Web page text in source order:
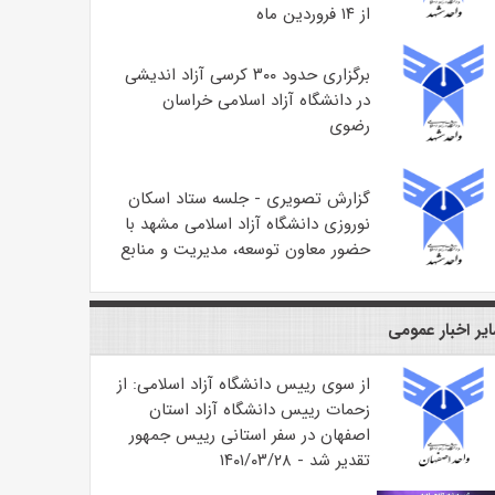
از ۱۴ فروردین ماه
برگزاری حدود ۳۰۰ کرسی آزاد اندیشی
در دانشگاه آزاد اسلامی خراسان
رضوی
گزارش تصویری - جلسه ستاد اسکان
نوروزی دانشگاه آزاد اسلامی مشهد با
حضور معاون توسعه، مدیریت و منابع
اخبار عمومی
از سوی رییس دانشگاه آزاد اسلامی: از
زحمات رییس دانشگاه آزاد استان
اصفهان در سفر استانی رییس جمهور
تقدیر شد - ۱۴۰۱/۰۳/۲۸